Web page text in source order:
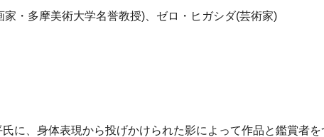
・多摩美術大学名誉教授)、ゼロ・ヒガシダ(芸術家)
に、身体表現から投げかけられた影によって作品と鑑賞者